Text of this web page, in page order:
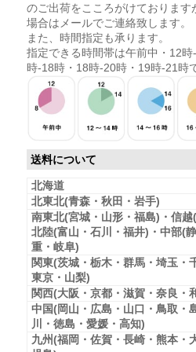
のご出荷をこころがけております
場合はメールでご連絡致します。
また、時間指定も承ります。
指定できる時間帯は午前中・12
時-18時・18時-20時・19時-21時
送料について
北海道
北東北(青森・秋田・岩手)
南東北(宮城・山形・福島)・信越
北陸(富山・石川・福井)・中部(
重・岐阜)
関東(茨城・栃木・群馬・埼玉・
東京・山梨)
関西(大阪・京都・滋賀・奈良・
中国(岡山・広島・山口・鳥取・
川・徳島・愛媛・高知)
九州(福岡・佐賀・長崎・熊本・